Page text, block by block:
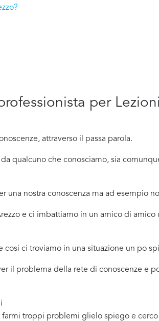
per
attraverso il passa parola.
qualcuno che conosciamo, sia
una nostra conoscenza ma ad esempio
e ci imbattiamo in un amico di amico
cosi ci troviamo in una situazione un po
il problema della rete di conoscenze e
farmi troppi problemi glielo spiego e